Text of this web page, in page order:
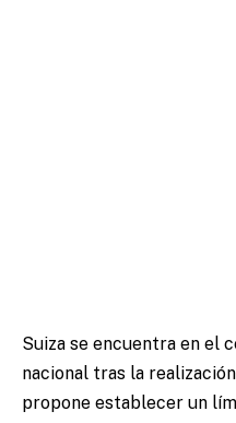
Suiza se encuentra en el
nacional tras la
propone establecer un